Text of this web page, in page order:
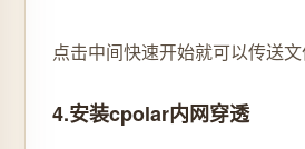
点击中间快速开始就可以传送
4.安装cpolar内网穿透